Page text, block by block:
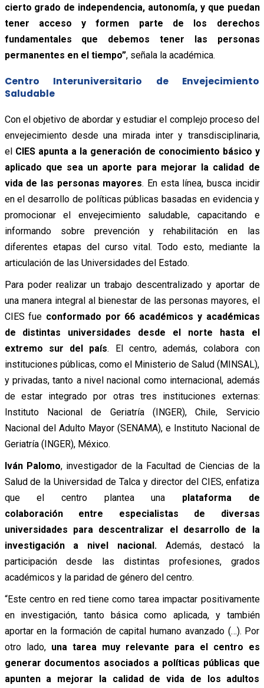
cierto grado de independencia, autonomía, y que puedan
tener acceso y formen parte de los derechos
fundamentales que debemos tener las personas
permanentes en el tiempo”, señala la académica.
Centro Interuniversitario de Envejecimiento
Saludable
Con el objetivo de abordar y estudiar el complejo proceso del
envejecimiento desde una mirada inter y transdisciplinaria,
el CIES apunta a la generación de conocimiento básico y
aplicado que sea un aporte para mejorar la calidad de
vida de las personas mayores. En esta línea, busca incidir
en el desarrollo de políticas públicas basadas en evidencia y
promocionar el envejecimiento saludable, capacitando e
informando sobre prevención y rehabilitación en las
diferentes etapas del curso vital. Todo esto, mediante la
articulación de las Universidades del Estado.
Para poder realizar un trabajo descentralizado y aportar de
una manera integral al bienestar de las personas mayores, el
CIES fue conformado por 66 académicos y académicas
de distintas universidades desde el norte hasta el
extremo sur del país. El centro, además, colabora con
instituciones públicas, como el Ministerio de Salud (MINSAL),
y privadas, tanto a nivel nacional como internacional, además
de estar integrado por otras tres instituciones externas:
Instituto Nacional de Geriatría (INGER), Chile, Servicio
Nacional del Adulto Mayor (SENAMA), e Instituto Nacional de
Geriatría (INGER), México.
Iván Palomo, investigador de la Facultad de Ciencias de la
Salud de la Universidad de Talca y director del CIES, enfatiza
que el centro plantea una plataforma de
colaboración
entre especialistas de diversas
universidades para descentralizar el desarrollo de la
investigación a nivel nacional. Además, destacó la
participación desde las distintas profesiones, grados
académicos y la paridad de género del centro.
“Este centro en red tiene como tarea impactar positivamente
en investigación, tanto básica como aplicada, y también
aportar en la formación de capital humano avanzado (…). Por
otro lado,una tarea muy relevante para el centro es
generar documentos asociados a políticas públicas que
apunten a mejorar la calidad de vida de los adultos